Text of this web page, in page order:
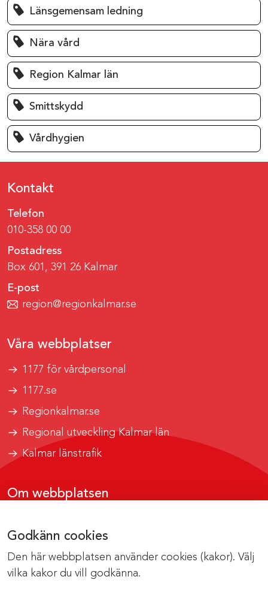
Godkänn cookies
Den här webbplatsen använder cookies (kakor). Välj
vilka kakor du vill godkänna.
Länsgemensam ledning
Nära vård
Region Kalmar län
Smittskydd
Vårdhygien
Kontakt
Telefon
010-358 00 00
Postadress
Box 601, 391 26 Kalmar
E-post
region@regionkalmar.se
Våra webbplatser
1177 för vårdpersonal
1177.se
Regionkalmar.se
Regional utveckling Kalmar län
Kalmar länstrafik
Om webbplatsen
Om cookies
Kontakta webbredaktionen